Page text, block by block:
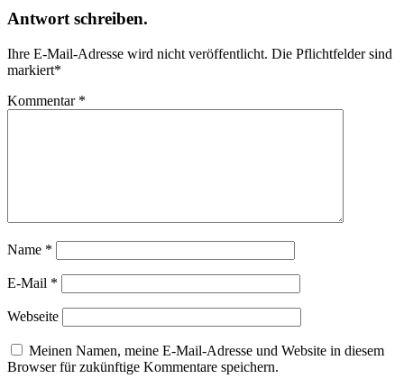
Antwort schreiben.
Ihre E-Mail-Adresse wird nicht veröffentlicht. Die Pflichtfelder sind
markiert*
Kommentar *
Name *
E-Mail *
Webseite
Meinen Namen, meine E-Mail-Adresse und Website in diesem
Browser für zukünftige Kommentare speichern.